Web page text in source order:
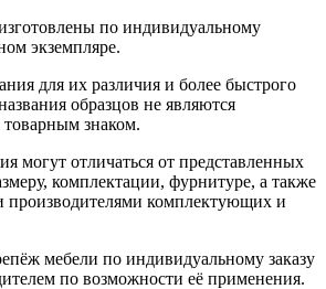
по индивидуальному
экземпляре.
для их различия и более быстрого
образцов не являются
знаком.
могут отличаться от представленных
комплектации, фурнитуре, а также
производителями комплектующих и
мебели по индивидуальному заказу
по возможности её применения.